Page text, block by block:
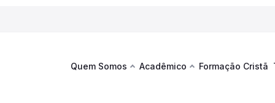
Quem Somos Acadêmico Formação Cristã